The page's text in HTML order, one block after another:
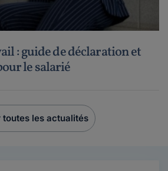
: guide de déclaration et
le salarié
toutes les actualités